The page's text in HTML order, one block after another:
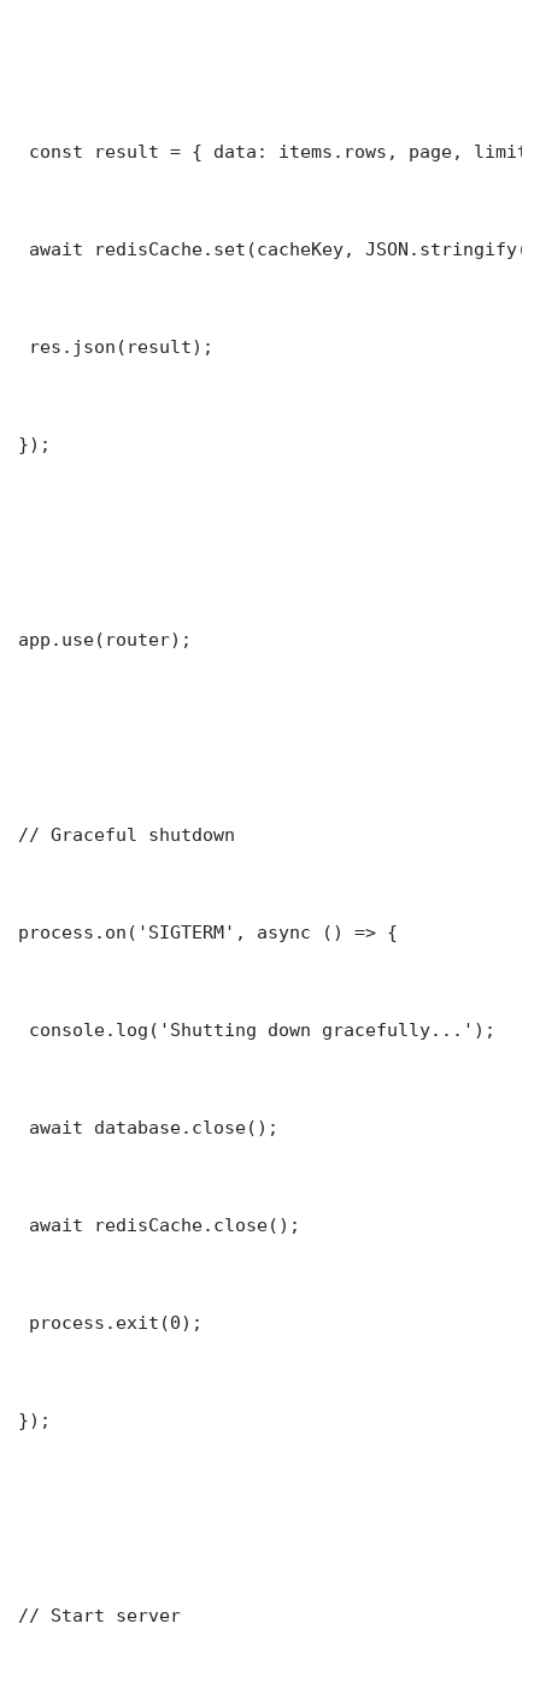
const result = { data: items.rows, page,
await redisCache.set(cacheKey,
res.json(result);
});
app.use(router);
// Graceful shutdown
process.on('SIGTERM', async () => {
console.log('Shutting down gracefully...');
await database.close();
await redisCache.close();
process.exit(0);
});
// Start server